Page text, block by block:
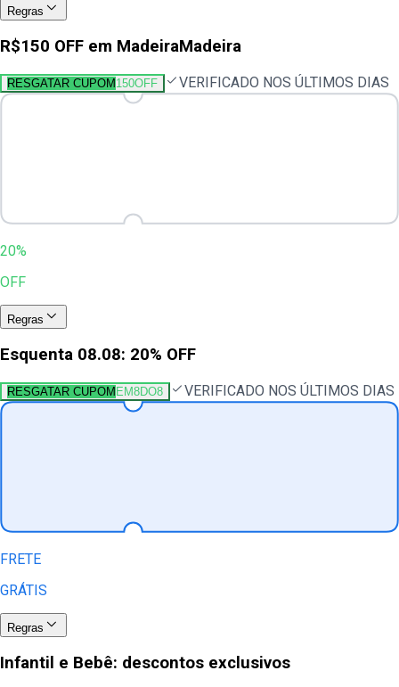
Regras
R$150 OFF em MadeiraMadeira
RESGATAR CUPOM 150OFF VERIFICADO NOS ÚLTIMOS DIAS
20%
OFF
Regras
Esquenta 08.08: 20% OFF
RESGATAR CUPOM EM8DO8 VERIFICADO NOS ÚLTIMOS DIAS
FRETE
GRÁTIS
Regras
Infantil e Bebê: descontos exclusivos